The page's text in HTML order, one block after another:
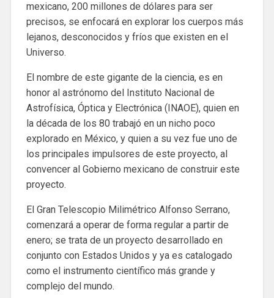
mexicano, 200 millones de dólares para ser
precisos, se enfocará en explorar los cuerpos más
lejanos, desconocidos y fríos que existen en el
Universo.
El nombre de este gigante de la ciencia, es en
honor al astrónomo del Instituto Nacional de
Astrofísica, Óptica y Electrónica (INAOE), quien en
la década de los 80 trabajó en un nicho poco
explorado en México, y quien a su vez fue uno de
los principales impulsores de este proyecto, al
convencer al Gobierno mexicano de construir este
proyecto.
El Gran Telescopio Milimétrico Alfonso Serrano,
comenzará a operar de forma regular a partir de
enero; se trata de un proyecto desarrollado en
conjunto con Estados Unidos y ya es catalogado
como el instrumento científico más grande y
complejo del mundo.